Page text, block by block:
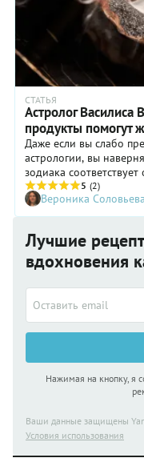
СТАТЬЯ
Астролог Василиса
продукты помогут
Даже если вы слабо
астрологии, вы
зодиака
или Воздуху. Именно
«Четыре стихии»,
11 августа.
5 (2)
Вероника Соловьева
Лучшие
вдохновения
Нажимая на кнопку, я
Ваши данные защищены
Условия использования